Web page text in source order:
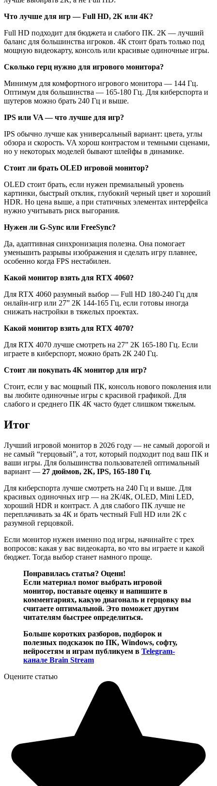
Что лучше для игр — Full HD, 2К или 4К?
Full HD подходит для бюджета и слабого ПК. 2К — лучший
баланс для большинства игроков. 4К стоит брать только под
мощную видеокарту, консоль или красивые одиночные игры.
Сколько герц нужно для игрового монитора?
Минимум для комфортного игрового монитора — 144 Гц.
Оптимум для большинства — 165-180 Гц. Для киберспорта и
шутеров можно брать 240 Гц и выше.
IPS или VA — что лучше для игр?
IPS обычно лучше как универсальный вариант: цвета, углы
обзора и скорость. VA хорош контрастом и темными сценами,
но у некоторых моделей бывают шлейфы в динамике.
Стоит ли брать OLED игровой монитор?
OLED стоит брать, если нужен премиальный уровень
картинки, быстрый отклик, глубокий черный цвет и хороший
HDR. Но цена выше, а при статичных элементах интерфейса
нужно учитывать риск выгорания.
Нужен ли G-Sync или FreeSync?
Да, адаптивная синхронизация полезна. Она помогает
уменьшить разрывы изображения и сделать игру плавнее,
особенно когда FPS нестабилен.
Какой монитор взять для RTX 4060?
Для RTX 4060 разумный выбор — Full HD 180-240 Гц для
онлайн-игр или 27” 2К 144-165 Гц, если готовы иногда
снижать настройки в тяжелых проектах.
Какой монитор взять для RTX 4070?
Для RTX 4070 лучше смотреть на 27” 2К 165-180 Гц. Если
играете в киберспорт, можно брать 2К 240 Гц.
Стоит ли покупать 4К монитор для игр?
Стоит, если у вас мощный ПК, консоль нового поколения или
вы любите одиночные игры с красивой графикой. Для
слабого и среднего ПК 4К часто будет слишком тяжелым.
Итог
Лучший игровой монитор в 2026 году — не самый дорогой и
не самый “герцовый”, а тот, который подходит под ваш ПК и
ваши игры. Для большинства пользователей оптимальный
вариант — 27 дюймов, 2К, IPS, 165-180 Гц.
Для киберспорта лучше смотреть на 240 Гц и выше. Для
красивых одиночных игр — на 2К/4К, OLED, Mini LED,
хороший HDR и контраст. А для слабого ПК лучше не
переплачивать за 4К и брать честный Full HD или 2К с
разумной герцовкой.
Если монитор нужен именно под игры, начинайте с трех
вопросов: какая у вас видеокарта, во что вы играете и какой
бюджет. Тогда выбор станет намного проще.
Понравилась статья? Оцени!
Если материал помог выбрать игровой
монитор, поставьте оценку и напишите в
комментариях, какую диагональ и герцовку вы
считаете оптимальной. Это поможет другим
читателям быстрее определиться.
Больше коротких разборов, подборок и
полезных подсказок по ПК, Windows, софту,
нейросетям и играм публикуем в Telegram-
канале Brain Stream
Оцените статью